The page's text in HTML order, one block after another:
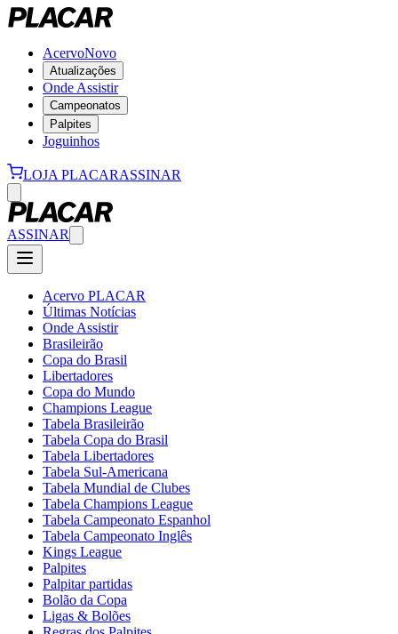
AcervoNovo
Atualizações
Onde Assistir
Campeonatos
Palpites
Joguinhos
LOJA PLACARASSINAR
ASSINAR
Acervo PLACAR
Últimas Notícias
Onde Assistir
Brasileirão
Copa do Brasil
Libertadores
Copa do Mundo
Champions League
Tabela Brasileirão
Tabela Copa do Brasil
Tabela Libertadores
Tabela Sul-Americana
Tabela Mundial de Clubes
Tabela Champions League
Tabela Campeonato Espanhol
Tabela Campeonato Inglês
Kings League
Palpites
Palpitar partidas
Bolão da Copa
Ligas & Bolões